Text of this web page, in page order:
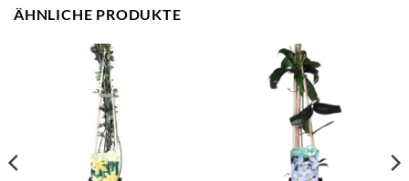
ÄHNLICHE PRODUKTE